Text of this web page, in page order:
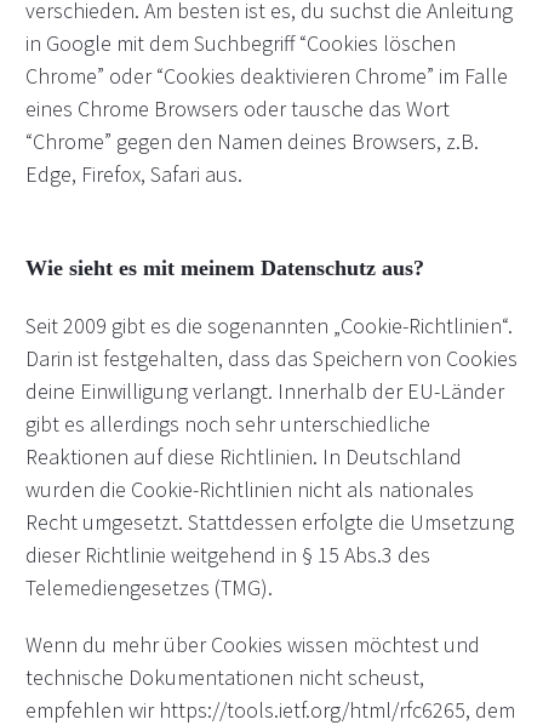
verschieden. Am besten ist es, du suchst die Anleitung
in Google mit dem Suchbegriff “Cookies löschen
Chrome” oder “Cookies deaktivieren Chrome” im Falle
eines Chrome Browsers oder tausche das Wort
“Chrome” gegen den Namen deines Browsers, z.B.
Edge, Firefox, Safari aus.
Wie sieht es mit meinem Datenschutz aus?
Seit 2009 gibt es die sogenannten „Cookie-Richtlinien“.
Darin ist festgehalten, dass das Speichern von Cookies
deine Einwilligung verlangt. Innerhalb der EU-Länder
gibt es allerdings noch sehr unterschiedliche
Reaktionen auf diese Richtlinien. In Deutschland
wurden die Cookie-Richtlinien nicht als nationales
Recht umgesetzt. Stattdessen erfolgte die Umsetzung
dieser Richtlinie weitgehend in § 15 Abs.3 des
Telemediengesetzes (TMG).
Wenn du mehr über Cookies wissen möchtest und
technische Dokumentationen nicht scheust,
empfehlen wir https://tools.ietf.org/html/rfc6265, dem